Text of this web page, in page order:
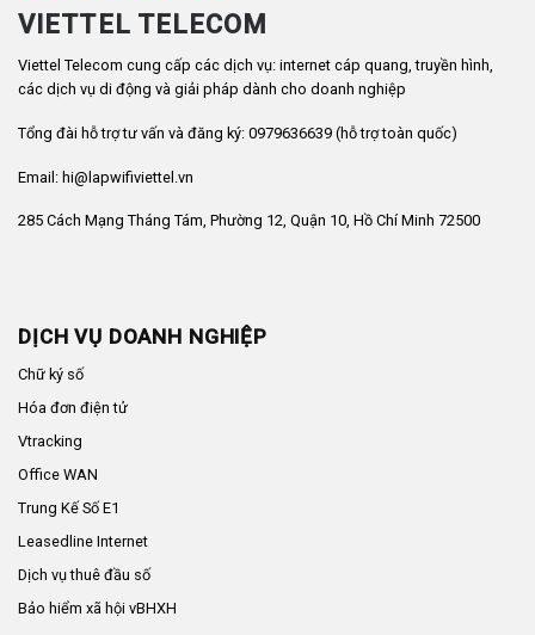
VIETTEL TELECOM
Viettel Telecom cung cấp các dịch vụ: internet cáp quang, truyền hình,
các dịch vụ di động và giải pháp dành cho doanh nghiệp
Tổng đài hỗ trợ tư vấn và đăng ký: 0979636639 (hỗ trợ toàn quốc)
Email: hi@lapwifiviettel.vn
285 Cách Mạng Tháng Tám, Phường 12, Quận 10, Hồ Chí Minh 72500
DỊCH VỤ DOANH NGHIỆP
Chữ ký số
Hóa đơn điện tử
Vtracking
Office WAN
Trung Kế Số E1
Leasedline Internet
Dịch vụ thuê đầu số
Bảo hiểm xã hội vBHXH